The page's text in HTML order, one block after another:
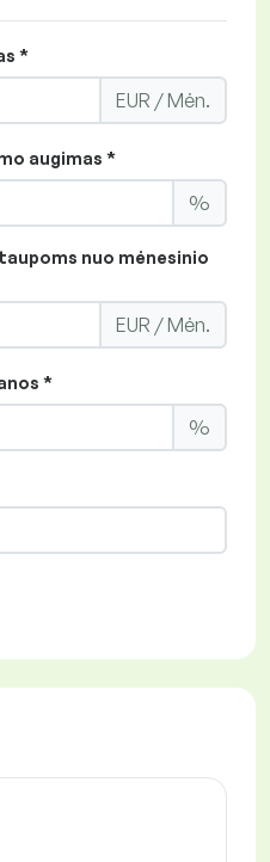
*
EUR / Mėn.
augimas *
%
nuo mėnesinio
EUR / Mėn.
*
%